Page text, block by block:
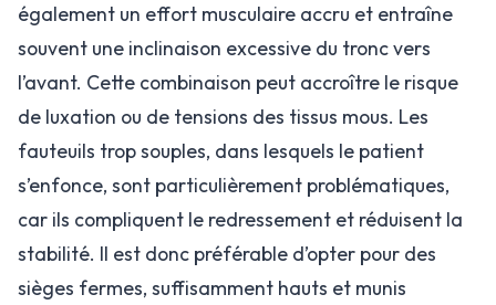
également un effort musculaire accru et entraîne
souvent une inclinaison excessive du tronc vers
l’avant. Cette combinaison peut accroître le risque
de luxation ou de tensions des tissus mous. Les
fauteuils trop souples, dans lesquels le patient
s’enfonce, sont particulièrement problématiques,
car ils compliquent le redressement et réduisent la
stabilité. Il est donc préférable d’opter pour des
sièges fermes, suffisamment hauts et munis